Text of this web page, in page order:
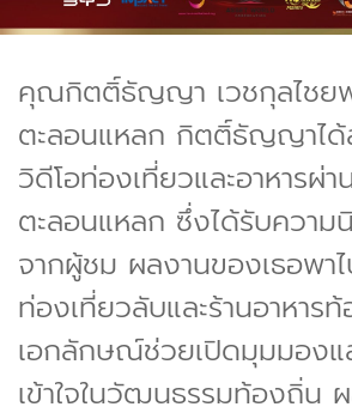
คุณกิตติ์ธัญญา เวชกุลไชย
ตะลอนแหลก กิตติ์ธัญญาได้
วิดีโอท่องเที่ยวและอาหารผ่
ตะลอนแหลก ซึ่งได้รับความ
จากผู้ชม ผลงานของเธอพา
ท่องเที่ยวลับและร้านอาหาร
เอกลักษณ์ช่วยเปิดมุมมองแ
เข้าใจในวัฒนธรรมท้องถิ่น